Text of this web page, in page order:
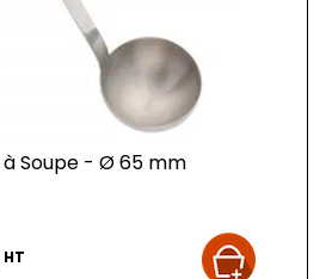
à Soupe - Ø 65 mm
HT